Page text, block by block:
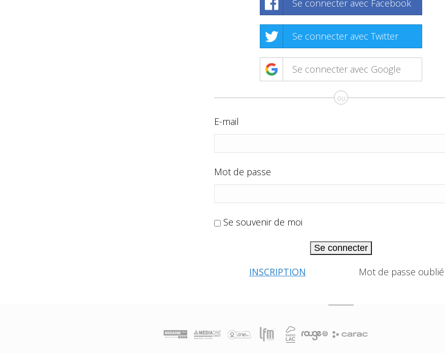
Se connecter avec Facebook
Se connecter avec Twitter
Se connecter avec Google
ou
E-mail
Mot de passe
Se souvenir de moi
Se connecter
INSCRIPTION Mot de passe oublié